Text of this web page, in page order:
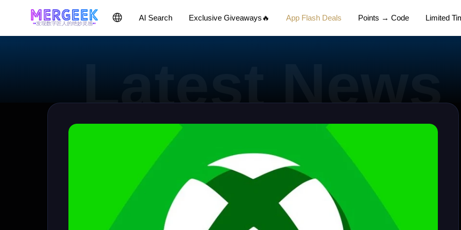
发现数字匠人的绝妙灵感
AI Search Exclusive Giveaways🔥 App Flash Deals Points → Code Limited